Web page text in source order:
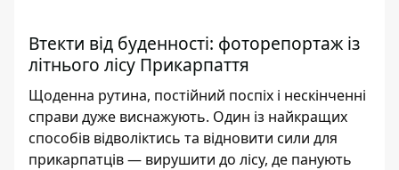
Втекти від буденності: фоторепортаж із
літнього лісу Прикарпаття
Щоденна рутина, постійний поспіх і нескінченні
справи дуже виснажують. Один із найкращих
способів відволіктись та відновити сили для
прикарпатців — вирушити до лісу, де панують